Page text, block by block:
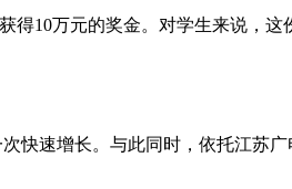
万元的奖金。对学生来说，这
速增长。与此同时，依托江苏